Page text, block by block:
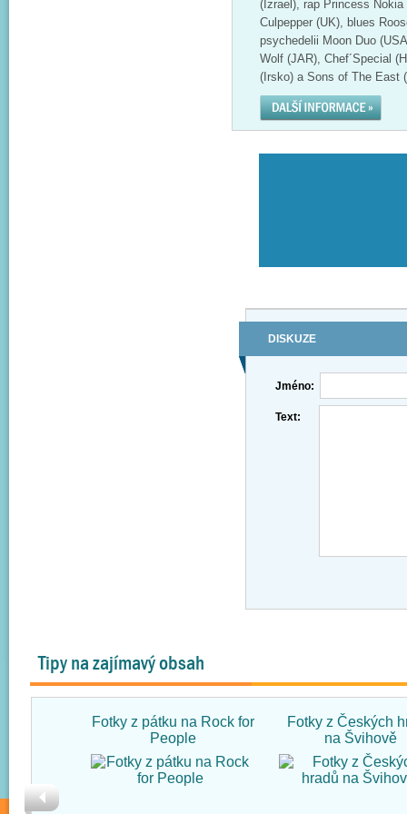
(Izrael), rap Princess
Culpepper (UK), blues
psychedelii Moon Duo
Wolf (JAR), Chef´Special
(Irsko) a Sons of The East
DISKUZE
Jméno:
Text:
Tipy na zajímavý obsah
Fotky z pátku na Rock for
People
Fotky z Českých
na Švihově